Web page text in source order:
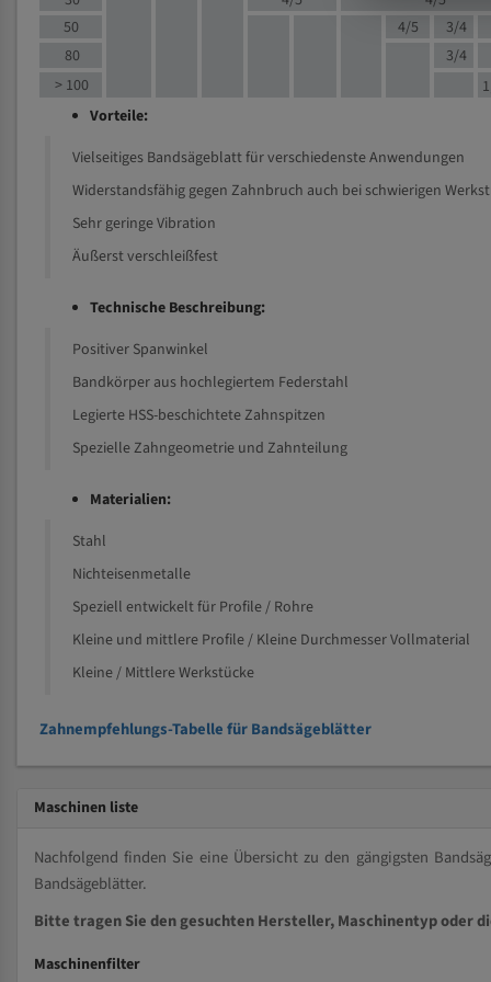
50
4/5 3/4
80
3/4
> 100
Vorteile:
Vielseitiges Bandsägeblatt für verschiedenste Anwendungen
Widerstandsfähig gegen Zahnbruch auch bei schwierigen
Sehr geringe Vibration
Äußerst verschleißfest
Technische Beschreibung:
Positiver Spanwinkel
Bandkörper aus hochlegiertem Federstahl
Legierte HSS-beschichtete Zahnspitzen
Spezielle Zahngeometrie und Zahnteilung
Materialien:
Stahl
Nichteisenmetalle
Speziell entwickelt für Profile / Rohre
Kleine und mittlere Profile / Kleine Durchmesser Vollmaterial
Kleine / Mittlere Werkstücke
Zahnempfehlungs-Tabelle für Bandsägeblätter
Maschinen liste
Nachfolgend finden Sie eine Übersicht zu den gängigsten
Bandsägeblätter.
Bitte tragen Sie den gesuchten Hersteller, Maschinentyp oder
Maschinenfilter